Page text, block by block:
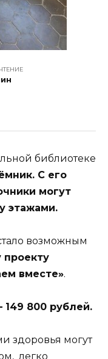
библиотеке
С его
могут
этажами.
возможным
проекту
вместе».
800 рублей.
здоровья могут
легко